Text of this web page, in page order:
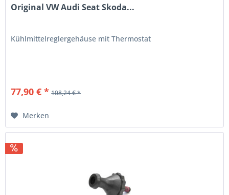
Original VW Audi Seat Skoda...
Kühlmittelreglergehäuse mit Thermostat
77,90 € * 108,24 € *
Merken